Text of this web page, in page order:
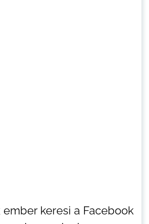
ember keresi a Facebook